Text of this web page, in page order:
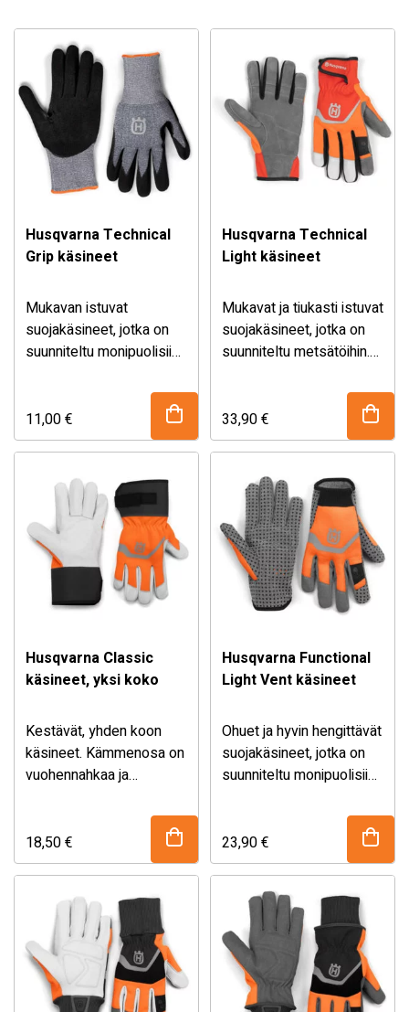
Husqvarna Technical
Grip käsineet
Mukavan istuvat
suojakäsineet, jotka on
suunniteltu monipuolisiin
lämpimällä säällä. Käsine
tarjoaa hyvän
se on ihanteellinen valinta
kiipeilyä vaativiin töihin.
11,00€
Husqvarna Technical
Light käsineet
Mukavat ja tiukasti istuvat
suojakäsineet, jotka on
suunniteltu metsätöihin.
valmistettu luonnollisesti
vedenpitävästä reverse-
spandex-kangas takaa
maksimaalisen
mukavuuden. Etusormen
kosketusnäyttöystävällinen
rystynen mahdollistaa
myös älypuhelimen
käytön hanskat kädessä.
33,90€
Husqvarna Classic
käsineet, yksi koko
Kestävät, yhden koon
käsineet. Kämmenosa on
vuohennahkaa ja
kangasta. Vuohennahka
sisältää kosteudelta
suojaavaa luonnollista
vaativiin töihin.
Kumipintaisessa
kalvosimessa on
puuvillakiinnitys, minkä
vuoksi se istuu
18,50€
Husqvarna Functional
Light Vent käsineet
Ohuet ja hyvin hengittävät
suojakäsineet, jotka on
suunniteltu monipuolisiin
lämpimällä ja kuivalla
säällä. Käsineen
kämmenosa on
valmistettu hengittävästä,
nopeasti kuivuvasta
synteettisestä nahasta,
joka tarjoaa hyvän pidon
samalla, kun kämmentäsi
suojaa iskuja vaimentava
23,90€